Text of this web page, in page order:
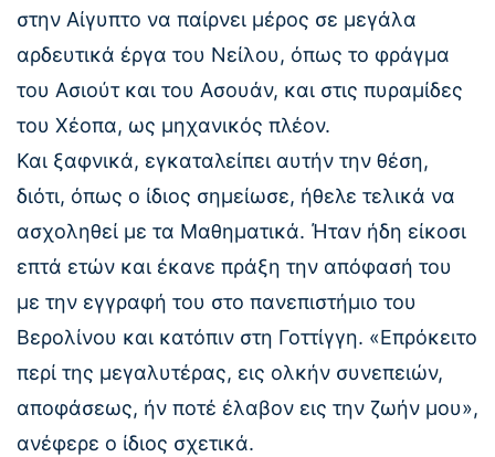
στην Αίγυπτο να παίρνει μέρος σε μεγάλα
αρδευτικά έργα του Νείλου, όπως το φράγμα
του Ασιούτ και του Ασουάν, και στις πυραμίδες
του Χέοπα, ως μηχανικός πλέον.
Και ξαφνικά, εγκαταλείπει αυτήν την θέση,
διότι, όπως ο ίδιος σημείωσε, ήθελε τελικά να
ασχοληθεί με τα Μαθηματικά. Ήταν ήδη είκοσι
επτά ετών και έκανε πράξη την απόφασή του
με την εγγραφή του στο πανεπιστήμιο του
Βερολίνου και κατόπιν στη Γοττίγγη. «Επρόκειτο
περί της μεγαλυτέρας, εις ολκήν συνεπειών,
αποφάσεως, ήν ποτέ έλαβον εις την ζωήν μου»,
ανέφερε ο ίδιος σχετικά.